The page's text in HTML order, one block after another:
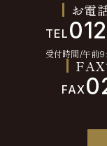
お電
TEL
受付時間/午前
FAX
FAX